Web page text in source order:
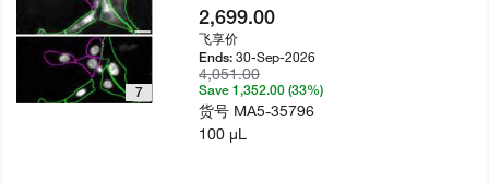
7
2,699.00
飞享价
Ends:30-Sep-2026
4,051.00
Save 1,352.00 (33%)
货号 MA5-35796
100 µL